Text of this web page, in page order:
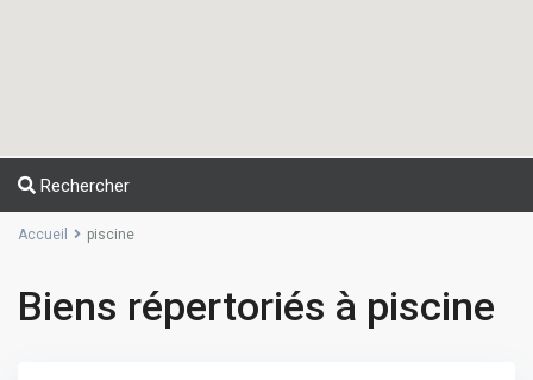
Rechercher
Accueil piscine
Biens répertoriés à piscine